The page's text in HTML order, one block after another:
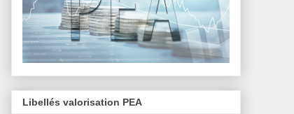
Libellés valorisation PEA